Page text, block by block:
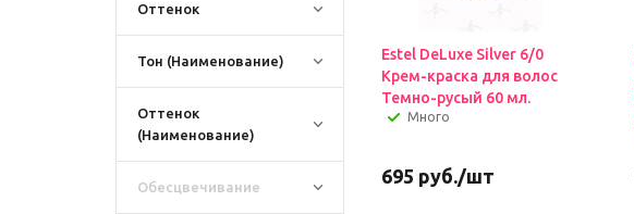
Оттенок
Тон (Наименование)
Оттенок
(Наименование)
Обесцвечивание
Estel DeLuxe Silver 6/0
Крем-краска для волос
Темно-русый 60 мл.
Много
695 руб./шт